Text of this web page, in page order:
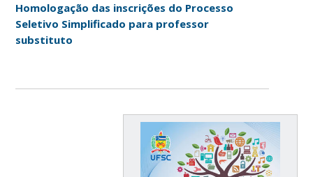
Homologação das inscrições do Processo
Seletivo Simplificado para professor
substituto